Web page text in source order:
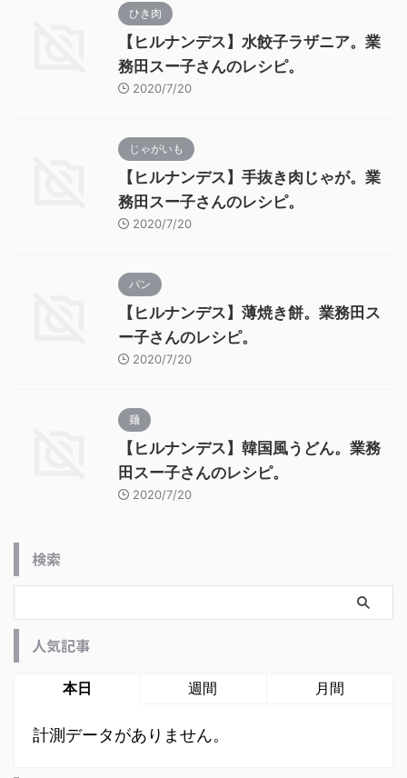
ひき肉
【ヒルナンデス】水餃子ラザニア。業
務田スー子さんのレシピ。
2020/7/20
じゃがいも
【ヒルナンデス】手抜き肉じゃが。業
務田スー子さんのレシピ。
2020/7/20
パン
【ヒルナンデス】薄焼き餅。業務田ス
ー子さんのレシピ。
2020/7/20
麺
【ヒルナンデス】韓国風うどん。業務
田スー子さんのレシピ。
2020/7/20
検索
人気記事
本日 週間 月間
計測データがありません。